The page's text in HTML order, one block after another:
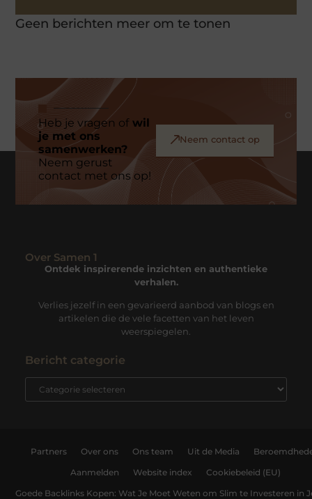
Geen berichten meer om te tonen
Heb je vragen ofwil
je met ons
samenwerken?
Neem gerust
contact met ons op!
Neem contact op
Over Samen 1
Ontdek inspirerende inzichten en authentieke
verhalen.
Verlies jezelf in een gevarieerd aanbod van blogs en
artikelen die de vele facetten van het leven
weerspiegelen.
Bericht categorie
Partners Over ons Ons team Uit de Media
Aanmelden Website index Cookiebeleid (EU)
Goede Backlinks Kopen: Wat Je Moet Weten om Slim te Investeren in